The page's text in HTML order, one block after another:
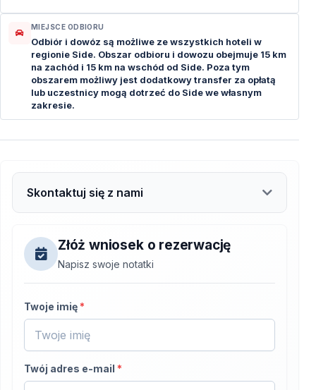
MIEJSCE ODBIORU
Odbiór i dowóz są możliwe ze wszystkich hoteli w
regionie Side. Obszar odbioru i dowozu obejmuje 15 km
na zachód i 15 km na wschód od Side. Poza tym
obszarem możliwy jest dodatkowy transfer za opłatą
lub uczestnicy mogą dotrzeć do Side we własnym
zakresie.
Skontaktuj się z nami
Złóż wniosek o rezerwację
Napisz swoje notatki
Twoje imię *
Twój adres e-mail *